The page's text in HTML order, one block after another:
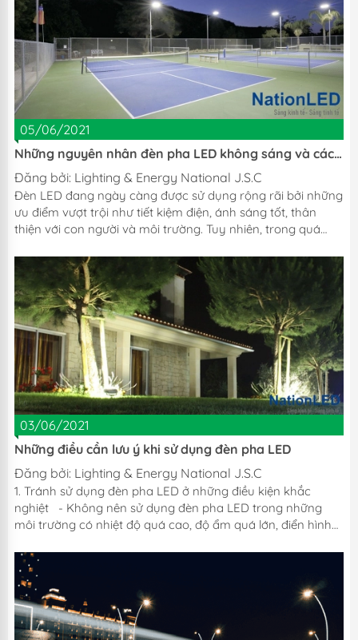
chính hãng tại những nhà cung cấp uy tín Người tiêu dùng
thông minh luôn tìm hiểu những thông tin về doanh nghiệp
về sản phẩm trước...
05/06/2021
Những nguyên nhân đèn pha LED không sáng và cách
Đăng bởi: Lighting & Energy National J.S.C
Đèn LED đang ngày càng được sử dụng rộng rãi bởi những
ưu điểm vượt trội như tiết kiệm điện, ánh sáng tốt, thân
thiện với con người và môi trường. Tuy nhiên, trong quá
không sáng, hãy cùng NationLED tìm hiểu nguyên nhân và
cách khắc phục. 1. Đèn pha LED không sáng do chip LED
hỏng 1.1 Dấu hiệu nhận biết - Chip LED là bộ phận quan
trọng của đèn LED, có chức năng phát quang. - Nếu chip
LED có vấn đề sẽ ảnh hưởng đến...
03/06/2021
Những điều cần lưu ý khi sử dụng đèn pha LED
Đăng bởi: Lighting & Energy National J.S.C
1. Tránh sử dụng đèn pha LED ở những điều kiện khắc
nghiệt - Không nên sử dụng đèn pha LED trong những
môi trường có nhiệt độ quá cao, độ ẩm quá lớn, điển hình
làm cho cường độ ánh sáng giảm đi nhiều cũng như đèn
dễ xuống cấp và hư hỏng. - Mặc dù đèn pha LED có tuổi
thọ lên tới khoảng 50.000h tuy nhiên không nên liên tục
thắp sáng đèn 24/24 mà hãy cho đèn nghỉ ngơi một thời
gian ngắn. Điều này...